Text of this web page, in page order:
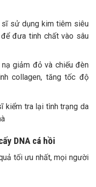
sử dụng kim tiêm siêu
đưa tinh chất vào sâu
giảm đỏ và chiếu đèn
collagen, tăng tốc độ
kiểm tra lại tình trạng da
DNA cá hồi
tối ưu nhất, mọi người